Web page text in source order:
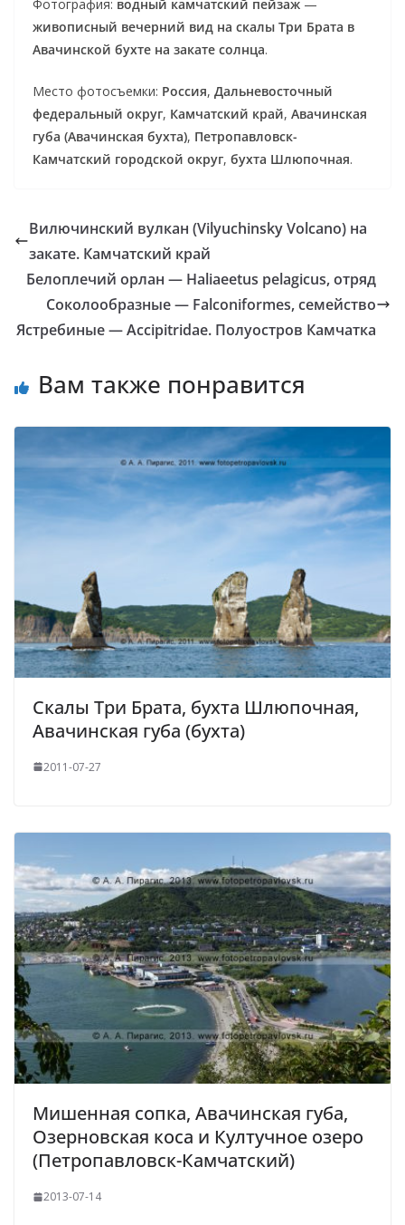
Фотография: водный камчатский пейзаж —
живописный вечерний вид на скалы Три Брата в
Авачинской бухте на закате солнца.
Место фотосъемки: Россия, Дальневосточный
федеральный округ, Камчатский край, Авачинская
губа (Авачинская бухта), Петропавловск-
Камчатский городской округ, бухта Шлюпочная.
Вилючинский вулкан (Vilyuchinsky Volcano) на
закате. Камчатский край
Белоплечий орлан — Haliaeetus pelagicus, отряд
Соколообразные — Falconiformes, семейство
Ястребиные — Accipitridae. Полуостров Камчатка
Вам также понравится
Скалы Три Брата, бухта Шлюпочная,
Авачинская губа (бухта)
2011-07-27
Мишенная сопка, Авачинская губа,
Озерновская коса и Култучное озеро
(Петропавловск-Камчатский)
2013-07-14